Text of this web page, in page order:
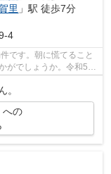
里 」駅 徒歩7分
4
です。朝に慌てること
がでしょうか。令和5年
。
への